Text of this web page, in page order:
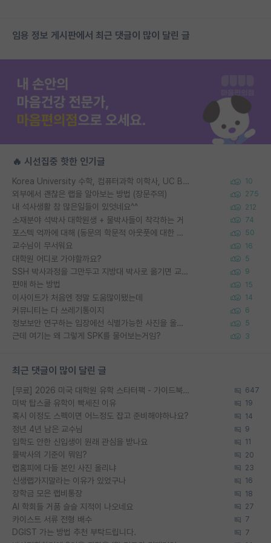
임용 정보 게시판에서 최근 댓글이 많이 달린 글
🔥 시선집중 핫한 인기글
Korea University 수학, 컴퓨터과학 이학사, UC Berkeley 산업공학 대학원 공학박사가 되는 것은 쉽지 않겠죠? 10
외부에서 괜찮은 랩을 알아보는 방법 (장문주의) 275
내 석사생활 참 많은일들이 있엇네요^^ 212
소재분야 석박사 대학원생 + 물박사들이 착각하는 거 74
포스텍 억까에 대해 (동문의 학문적 아웃풋에 대한 반박) 50
교수님이 무서워요 16
대학원 어디로 가야할까요? 5
SSH 박사과정을 그만두고 지방대 박사로 옮기면 교수의 꿈은 끝일까요? 9
편애 하는 방법 15
이사이트가 처음엔 정말 도움많이됐는데 14
커뮤니티는 다 쓰레기통이지 6
정보보안 연구하는 입장에선 식별가능한 사진을 올리는건 비추이긴함 5
근데 여기는 왜 그렇게 SPK를 물어보는거임? 3
최근 댓글이 많이 달린 글
[무료] 2026 미국 대학원 유학 스타터팩 - 가이드북 & 합격자 컨택메일 템플릿 647
미박 탑스쿨 유학이 빡세진 이유 19
혹시 이정도 스펙이면 어느정도 잡고 준비해야하나요? 14
정년 4년 남은 교수님 9
입학도 안한 신입생이 원래 관심을 받나요 11
물박사의 기준이 뭐임? 20
랩홈피에 다들 본인 사진 올리냐 23
신생랩가지말라는 이유가 있었구나 16
장학금 모은 랩비통장 18
AI 학회들 거품 슬슬 지적이 나오네요 27
카이스트 서류 전형 배수 7
DGIST 가는 방법 추천 부탁드립니다. 7